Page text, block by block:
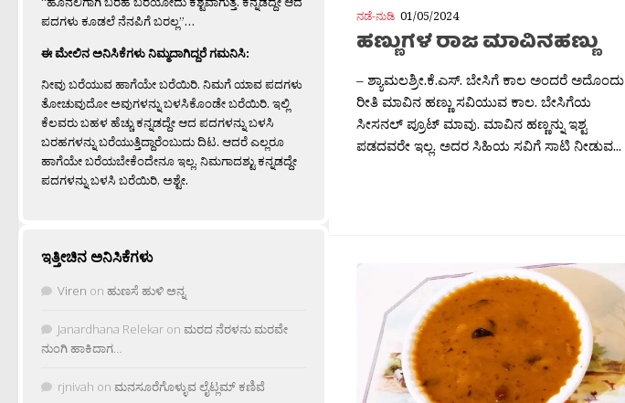
ನಡೆ-ನುಡಿ 01/05/2024
ಹಣ್ಣುಗಳ ರಾಜ ಮಾವಿನಹಣ್ಣು
– ಶ್ಯಾಮಲಶ್ರೀ.ಕೆ.ಎಸ್. ಬೇಸಿಗೆ ಕಾಲ ಅಂದರೆ ಅದೊಂದು
ರೀತಿ ಮಾವಿನ ಹಣ್ಣು ಸವಿಯುವ ಕಾಲ. ಬೇಸಿಗೆಯ
ಸೀಸನಲ್ ಪ್ರೂಟ್ ಮಾವು. ಮಾವಿನ ಹಣ್ಣನ್ನು ಇಶ್ಟ
ಪಡದವರೇ ಇಲ್ಲ. ಅದರ ಸಿಹಿಯ ಸವಿಗೆ ಸಾಟಿ ನೀಡುವ...
ಪದಗಳು ಕೂಡಲೆ ನೆನಪಿಗೆ ಬರಲ್ಲ”…
ಈ ಮೇಲಿನ ಅನಿಸಿಕೆಗಳು ನಿಮ್ಮದಾಗಿದ್ದರೆ ಗಮನಿಸಿ:
ನೀವು ಬರೆಯುವ ಹಾಗೆಯೇ ಬರೆಯಿರಿ. ನಿಮಗೆ ಯಾವ ಪದಗಳು
ತೋಚುವುದೋ ಅವುಗಳನ್ನು ಬಳಸಿಕೊಂಡೇ ಬರೆಯಿರಿ. ಇಲ್ಲಿ
ಕೆಲವರು ಬಹಳ ಹೆಚ್ಚು ಕನ್ನಡದ್ದೇ ಆದ ಪದಗಳನ್ನು ಬಳಸಿ
ಬರಹಗಳನ್ನು ಬರೆಯುತ್ತಿದ್ದಾರೆಂಬುದು ದಿಟ. ಆದರೆ ಎಲ್ಲರೂ
ಹಾಗೆಯೇ ಬರೆಯಬೇಕೆಂದೇನೂ ಇಲ್ಲ. ನಿಮಗಾದಶ್ಟು ಕನ್ನಡದ್ದೇ
ಪದಗಳನ್ನು ಬಳಸಿ ಬರೆಯಿರಿ, ಅಶ್ಟೇ.
ಇತ್ತೀಚಿನ ಅನಿಸಿಕೆಗಳು
Viren on ಹುಣಸೆ ಹುಳಿ ಅನ್ನ
Janardhana Relekar on ಮರದ ನೆರಳನು ಮರವೇ
ನುಂಗಿ ಹಾಕಿದಾಗ…
rjnivah on ಮನಸೂರೆಗೊಳ್ಳುವ ಲೈಟ್ಲಮ್ ಕಣಿವೆ